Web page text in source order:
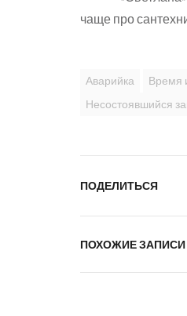
чаще про
Аварийка Время
Несостоявшийся
ПОДЕЛИТЬСЯ
ПОХОЖИЕ ЗАПИСИ